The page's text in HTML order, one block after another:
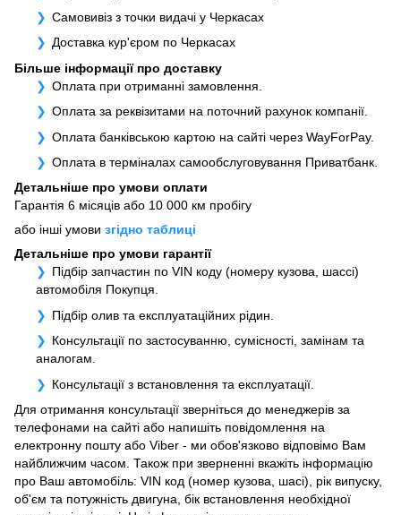
Самовивіз з точки видачі у Черкасах
Доставка кур'єром по Черкасах
Більше інформації про доставку
Оплата при отриманні замовлення.
Оплата за реквізитами на поточний рахунок компанії.
Оплата банківською картою на сайті через WayForPay.
Оплата в терміналах самообслуговування Приватбанк.
Детальніше про умови оплати
Гарантія 6 місяців або 10 000 км пробігу
або інші умови згідно таблиці
Детальніше про умови гарантії
Підбір запчастин по VIN коду (номеру кузова, шассі)
автомобіля Покупця.
Підбір олив та експлуатаційних рідин.
Консультації по застосуванню, сумісності, замінам та
аналогам.
Консультації з встановлення та експлуатації.
Для отримання консультації зверніться до менеджерів за
телефонами на сайті або напишіть повідомлення на
електронну пошту або Viber - ми обов'язково відповімо Вам
найближчим часом. Також при зверненні вкажіть інформацію
про Ваш автомобіль: VIN код (номер кузова, шасі), рік випуску,
об'єм та потужність двигуна, бік встановлення необхідної